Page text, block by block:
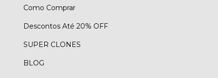
Como Comprar
Descontos Até 20% OFF
SUPER CLONES
BLOG